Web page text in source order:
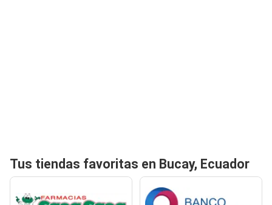
Tus tiendas favoritas en Bucay, Ecuador